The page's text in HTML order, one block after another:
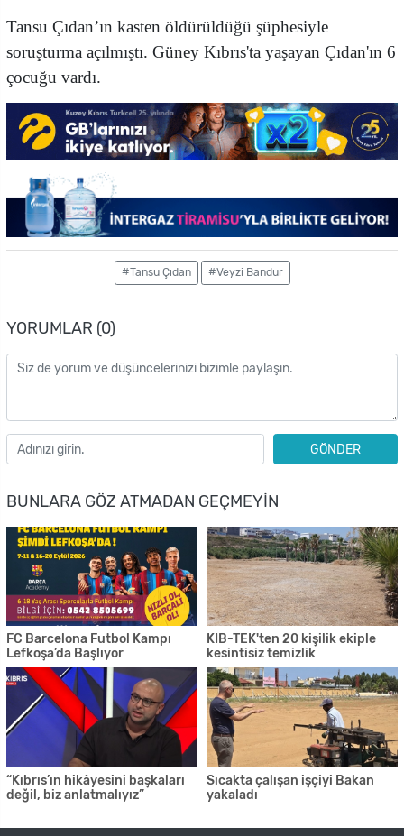
Tansu Çıdan’ın kasten öldürüldüğü şüphesiyle
soruşturma açılmıştı. Güney Kıbrıs'ta yaşayan Çıdan'ın 6
çocuğu vardı.
#Tansu Çıdan #Veyzi Bandur
YORUMLAR (0)
GÖNDER
BUNLARA GÖZ ATMADAN GEÇMEYIN
FC Barcelona Futbol Kampı
Lefkoşa’da Başlıyor
KIB-TEK'ten 20 kişilik ekiple
kesintisiz temizlik
“Kıbrıs’ın hikâyesini başkaları
değil, biz anlatmalıyız”
Sıcakta çalışan işçiyi Bakan
yakaladı